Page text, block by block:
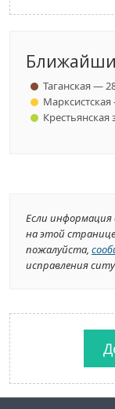
Таганская —
Крестьянская
Если информация
на этой
пожалуйста,
исправления